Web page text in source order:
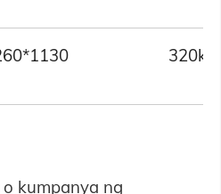
320kg
kumpanya ng